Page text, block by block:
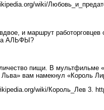
wiki/
и маршрут работорговцев
АЛЬФЫ?
пищи. В
вам намекнул «Король
wiki/Король_Лев 3.